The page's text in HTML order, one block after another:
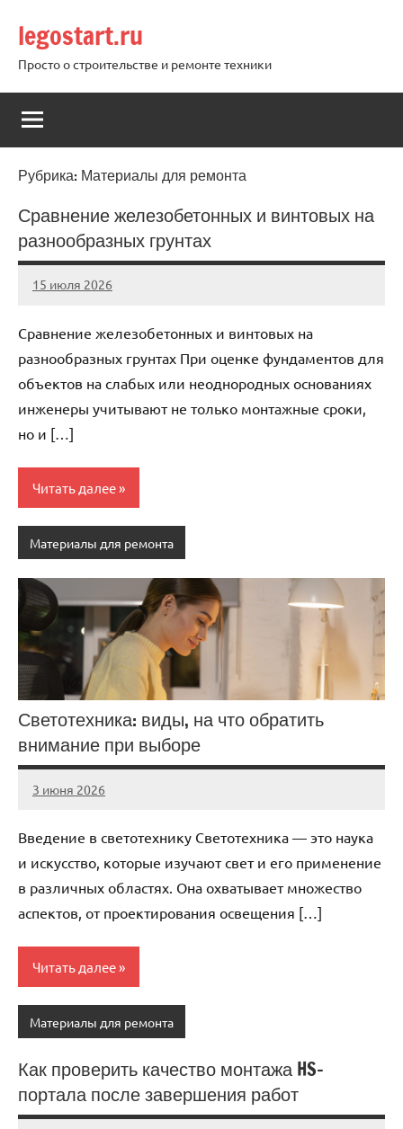
содержимому
legostart.ru
Просто о строительстве и ремонте техники
Рубрика: Материалы для ремонта
Сравнение железобетонных и винтовых на
разнообразных грунтах
15 июля 2026
Avtor
Нет
Сравнение железобетонных и винтовых на
разнообразных грунтах При оценке фундаментов для
объектов на слабых или неоднородных основаниях
инженеры учитывают не только монтажные сроки,
но и […]
Читать далее
Материалы для ремонта
Светотехника: виды, на что обратить
внимание при выборе
3 июня 2026
Avtor
Нет
Введение в светотехнику Светотехника — это наука
и искусство, которые изучают свет и его применение
в различных областях. Она охватывает множество
аспектов, от проектирования освещения […]
Читать далее
Материалы для ремонта
Как проверить качество монтажа HS-
портала после завершения работ